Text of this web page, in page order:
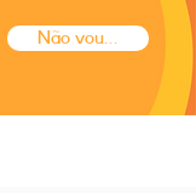
Não vou...